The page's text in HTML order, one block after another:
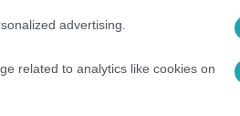
advertising.
related to analytics like cookies on